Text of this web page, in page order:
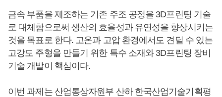
금속 부품을 제조하는 기존 주조 공정을 3D프린팅 기술
로 대체함으로써 생산의 효율성과 유연성을 향상시키는
것을 목표로 한다. 고온과 고압 환경에서도 견딜 수 있는
고강도 주형을 만들기 위한 특수 소재와 3D프린팅 장비
기술 개발이 핵심이다.
이번 과제는 산업통상자원부 산하 한국산업기술기획평